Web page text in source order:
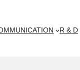
R & D